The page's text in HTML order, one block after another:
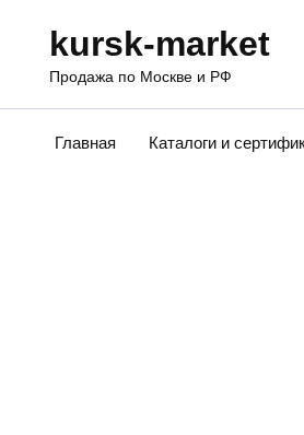
kursk-market
Продажа по Москве и РФ
Главная Каталоги и